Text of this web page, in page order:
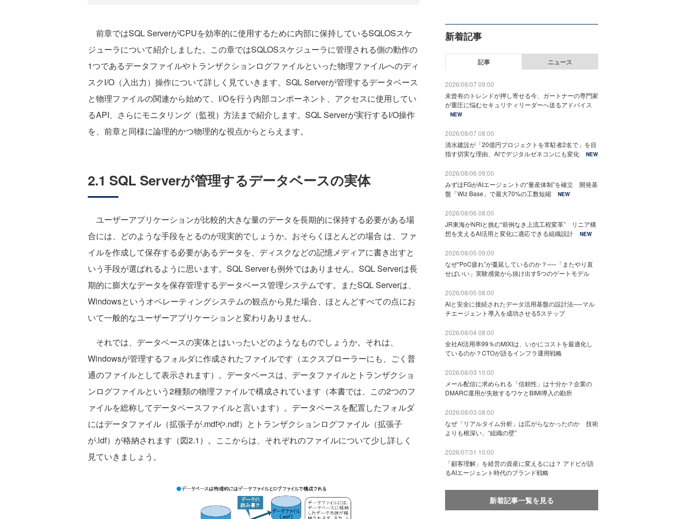
前章ではSQL ServerがCPUを効率的に使用するために内部に保持しているSQLOSスケ
ジューラについて紹介しました。この章ではSQLOSスケジューラに管理される側の動作の
1つであるデータファイルやトランザクションログファイルといった物理ファイルへのディ
スクI/O（入出力）操作について詳しく見ていきます。SQL Serverが管理するデータベース
と物理ファイルの関連から始めて、I/Oを行う内部コンポーネント、アクセスに使用してい
るAPI、さらにモニタリング（監視）方法まで紹介します。SQL Serverが実行するI/O操作
を、前章と同様に論理的かつ物理的な視点からとらえます。
2.1 SQL Serverが管理するデータベースの実体
ユーザーアプリケーションが比較的大きな量のデータを長期的に保持する必要がある場
合には、どのような手段をとるのが現実的でしょうか。おそらくほとんどの場合 は、ファ
イルを作成して保存する必要があるデータを、ディスクなどの記憶メディアに書き出すと
いう手段が選ばれるように思います。SQL Serverも例外ではありません。SQL Serverは長
期的に膨大なデータを保存管理するデータベース管理システムです。またSQL Serverは、
Windowsというオペレーティングシステムの観点から見た場合、ほとんどすべての点にお
いて一般的なユーザーアプリケーションと変わりありません。
それでは、データベースの実体とはいったいどのようなものでしょうか。それは、
Windowsが管理するフォルダに作成されたファイルです（エクスプローラーにも、ごく普
通のファイルとして表示されます）。データベースは、データファイルとトランザクショ
ンログファイルという2種類の物理ファイルで構成されています（本書では、この2つのフ
ァイルを総称してデータベースファイルと言います）。データベースを配置したフォルダ
にはデータファイル（拡張子が.mdfや.ndf）とトランザクションログファイル（拡張子
が.ldf）が格納されます（図2.1）。ここからは、それぞれのファイルについて少し詳しく
見ていきましょう。
新着記事
記事 ニュース
2026/08/07 09:00
未曾有のトレンドが押し寄せる今、ガートナーの専門家
が重圧に悩むセキュリティリーダーへ送るアドバイス
NEW
2026/08/07 08:00
清水建設が「20億円プロジェクトを常駐者2名で」を目
指す切実な理由、AIでデジタルゼネコンにも変化
NEW
2026/08/06 09:00
みずほFGがAIエージェントの“量産体制”を確立 開発基
盤「Wiz Base」で最大70%の工数短縮
NEW
2026/08/06 08:00
JR東海がNRIと挑む“前例なき上流工程変革” リニア構
想を支えるAI活用と変化に適応できる組織設計
NEW
2026/08/05 09:00
なぜ“PoC疲れ”が蔓延しているのか？──「またやり直
せばいい」実験感覚から抜け出す5つのゲートモデル
2026/08/05 08:00
AIと安全に接続されたデータ活用基盤の設計法──マル
チエージェント導入を成功させる5ステップ
2026/08/04 08:00
全社AI活用率99％のMIXIは、いかにコストを最適化し
ているのか？CTOが語るインフラ運用戦略
2026/08/03 10:00
メール配信に求められる「信頼性」は十分か？企業の
DMARC運用が失敗するワケとBIMI導入の勘所
2026/08/03 08:00
なぜ「リアルタイム分析」は広がらなかったのか 技術
よりも根深い、“組織の壁”
2026/07/31 10:00
「顧客理解」を経営の資産に変えるには？ アドビが語
るAIエージェント時代のブランド戦略
新着記事一覧を見る